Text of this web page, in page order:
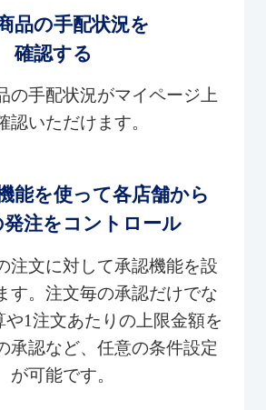
品の手配状況を
確認する
の手配状況がマイページ上
認いただけます。
能を使って各店舗から
発注をコントロール
注文に対して承認機能を設
す。注文毎の承認だけでな
や1注文あたりの上限金額を
承認など、任意の条件設定
が可能です。